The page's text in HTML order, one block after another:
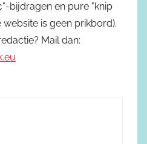
bijdragen en pure "knip
is geen prikbord).
Mail dan: